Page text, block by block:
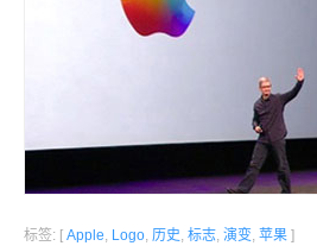
标签: [ Apple, Logo, 历史, 标志, 演变, 苹果 ]